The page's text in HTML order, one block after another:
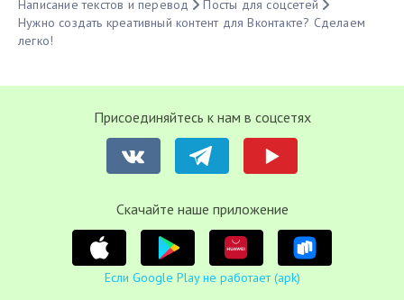
Написание текстов и перевод
Посты для соцсетей
Нужно создать креативный контент для Вконтакте? Сделаем
легко!
Присоединяйтесь к нам в соцсетях
Cкачайте наше приложение
Если Google Play не работает (apk)